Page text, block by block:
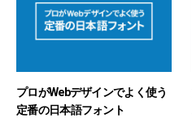
プロがWebデザインでよく使う
定番の日本語フォント